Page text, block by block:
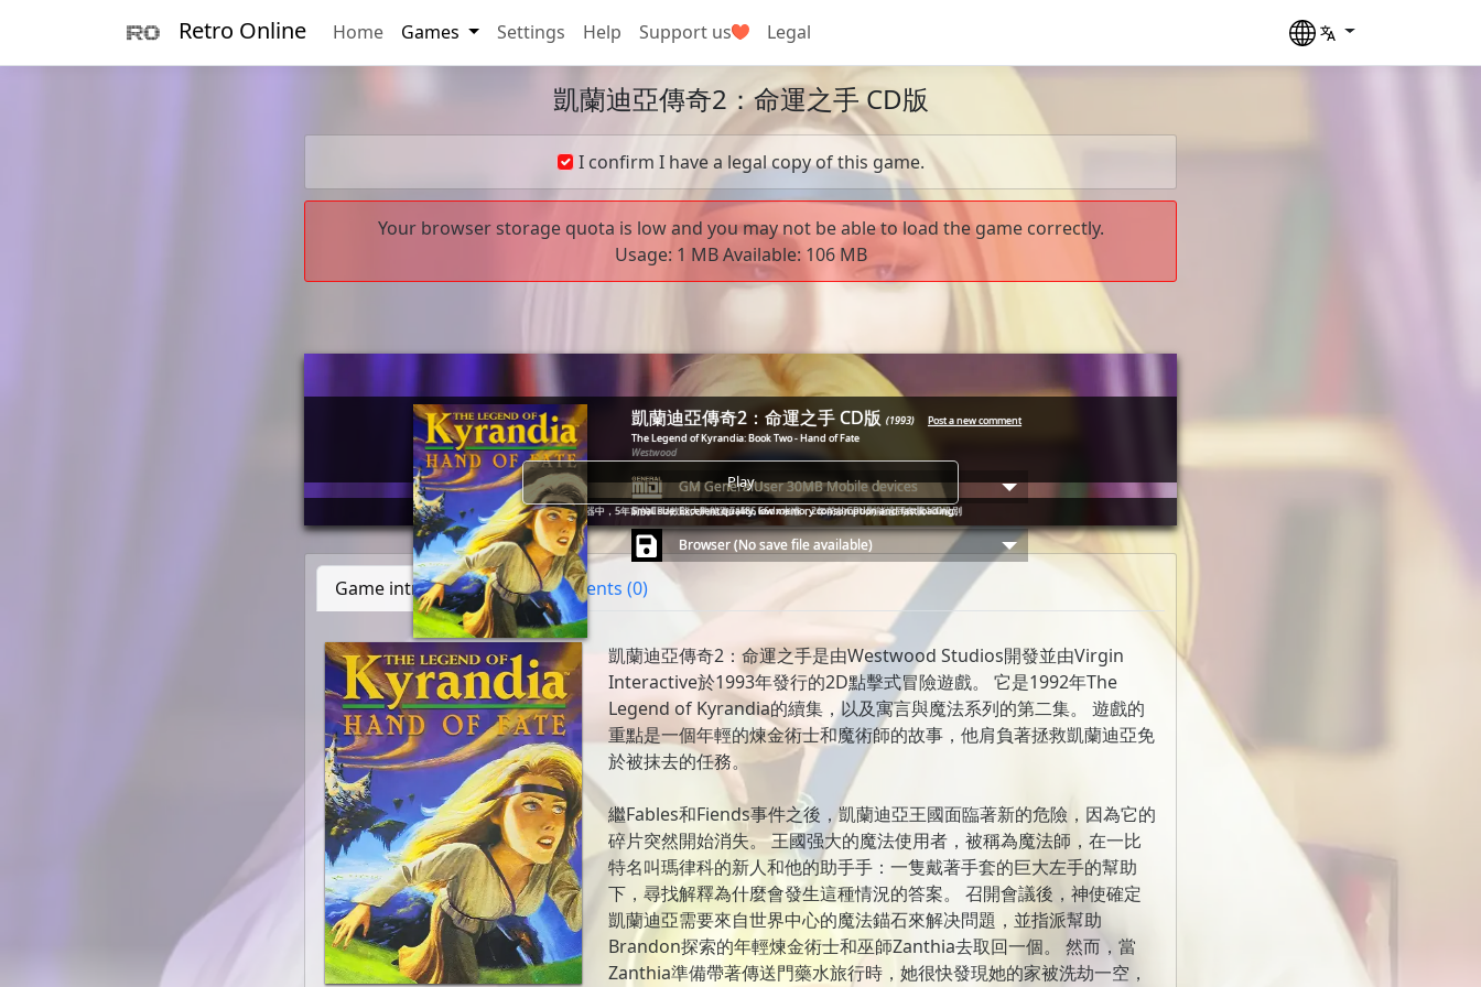
Retro Online Home Games Settings Help Support us Legal
凱蘭迪亞傳奇2：命運之手 CD版
I confirm I have a legal copy of this game.
Your browser storage quota is low and you may not be able to load the game correctly.
Usage: 1 MBAvailable: 106 MB
        _                __
       (_)____      ____/ /___  _____ _________  ____ ___
      / / ___/_____/ __  / __ \/ ___// ___/ __ \/ __ `__ \
     / (__  )_____/ /_/ / /_/ (__  )/ /__/ /_/ / / / / / /
  __/ /____/      \__,_/\____/____(_)___/\____/_/ /_/ /_/
🛈Tips: 在瀏覽器中，5年前的CPU效能大約能跑到486 66dx水准，2年前的CPU則能達到奔騰100級別
凱蘭迪亞傳奇2：命運之手 CD版 (1993)
Post a new comment
The Legend of Kyrandia: Book Two - Hand of Fate
Westwood
GM GeneralUser 30MB Mobile devices
Small size. Excellent quality, low memory consumption and fast loading.
Browser (No save file available)
Play
Game introduction Comments (0)
凱蘭迪亞傳奇2：命運之手是由Westwood Studios開發並由Virgin
Interactive於1993年發行的2D點擊式冒險遊戲。 它是1992年The
Legend of Kyrandia的續集，以及寓言與魔法系列的第二集。 遊戲的
重點是一個年輕的煉金術士和魔術師的故事，他肩負著拯救凱蘭迪亞免
於被抹去的任務。
繼Fables和Fiends事件之後，凱蘭迪亞王國面臨著新的危險，因為它的
碎片突然開始消失。 王國强大的魔法使用者，被稱為魔法師，在一比
特名叫瑪律科的新人和他的助手手：一隻戴著手套的巨大左手的幫助
下，尋找解釋為什麼會發生這種情況的答案。 召開會議後，神使確定
凱蘭迪亞需要來自世界中心的魔法錨石來解决問題，並指派幫助
Brandon探索的年輕煉金術士和巫師Zanthia去取回一個。 然而，當
Zanthia準備帶著傳送門藥水旅行時，她很快發現她的家被洗劫一空，